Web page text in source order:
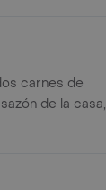
carnes de
de la casa,
BBQ, cebolla